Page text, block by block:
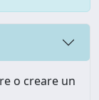
o creare un